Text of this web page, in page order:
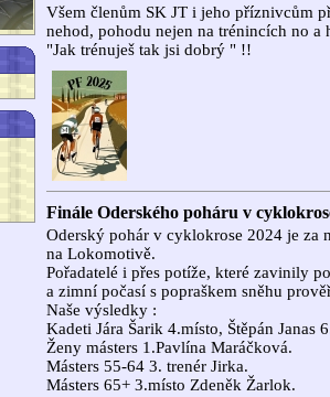
Všem členům SK JT i jeho příznivcům
nehod, pohodu nejen na trénincích no a
"Jak trénuješ tak jsi dobrý " !!
Finále Oderského poháru v
Oderský pohár v cyklokrose 2024 je za
na Lokomotivě.
Pořadatelé i přes potíže, které zavinily
a zimní počasí s popraškem sněhu
Naše výsledky :
Kadeti Jára Šarik 4.místo, Štěpán Janas
Ženy másters 1.Pavlína Maráčková.
Másters 55-64 3. trenér Jirka.
Másters 65+ 3.místo Zdeněk Žarlok.